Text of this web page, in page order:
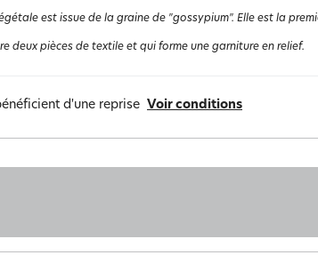
est issue de la graine de "gossypium". Elle est la
deux pièces de textile et qui forme une garniture en relief.
d'une reprise Voir conditions